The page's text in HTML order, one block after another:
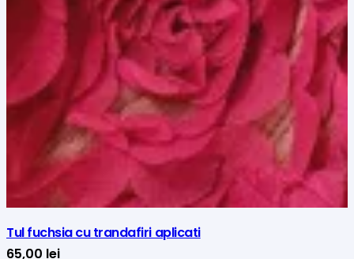
Tul fuchsia cu trandafiri aplicati
65,00 lei